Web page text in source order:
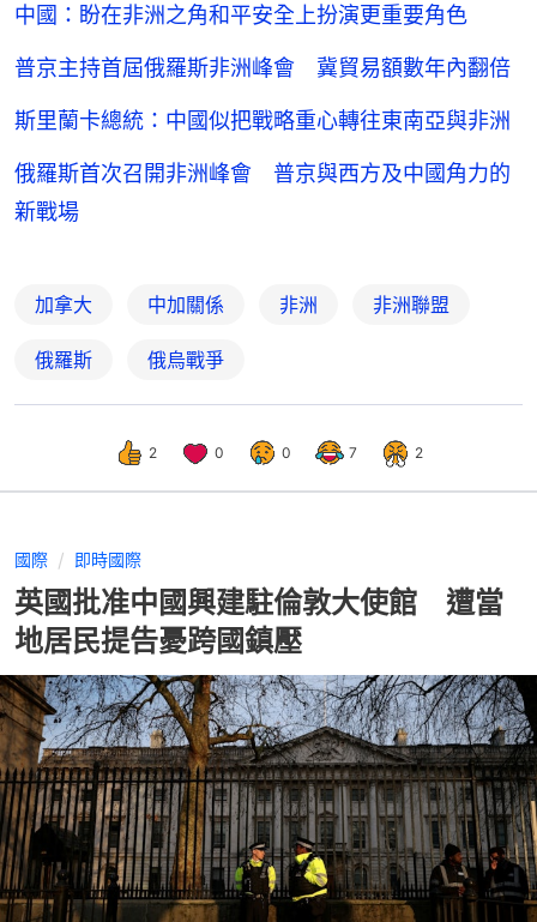
中國：盼在非洲之角和平安全上扮演更重要角色
普京主持首屆俄羅斯非洲峰會 冀貿易額數年內翻倍
斯里蘭卡總統：中國似把戰略重心轉往東南亞與非洲
俄羅斯首次召開非洲峰會 普京與西方及中國角力的
新戰場
加拿大 中加關係 非洲 非洲聯盟
俄羅斯 俄烏戰爭
2 0 0 7 2
國際 即時國際
英國批准中國興建駐倫敦大使館 遭當
地居民提告憂跨國鎮壓